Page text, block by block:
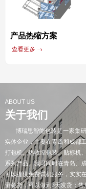
ABOUT US
关于我们
博瑞思智能包装是一家集研
实体企业，主要在青岛和成都
打包机、热收缩包装、贴标机
系列产品。我司同时在青岛、
可以提供免费试机服务，实实
量备货，可以做到3天发货；
产品热缩方案
查看更多 →